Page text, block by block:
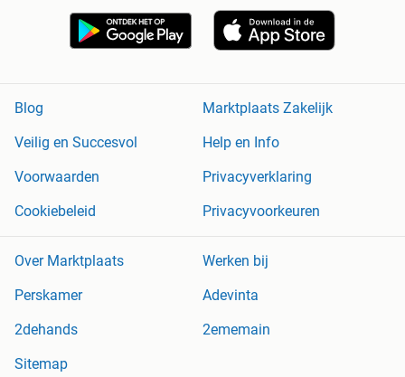
Blog
Marktplaats Zakelijk
Veilig en Succesvol
Help en Info
Voorwaarden
Privacyverklaring
Cookiebeleid
Privacyvoorkeuren
Over Marktplaats
Werken bij
Perskamer
Adevinta
2dehands
2ememain
Sitemap